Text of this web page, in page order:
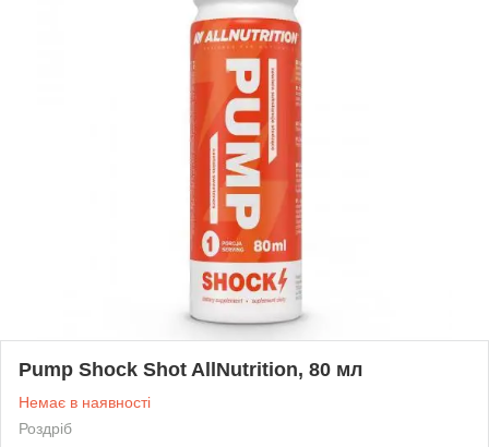
Pump Shock Shot AllNutrition, 80 мл
Немає в наявності
Роздріб